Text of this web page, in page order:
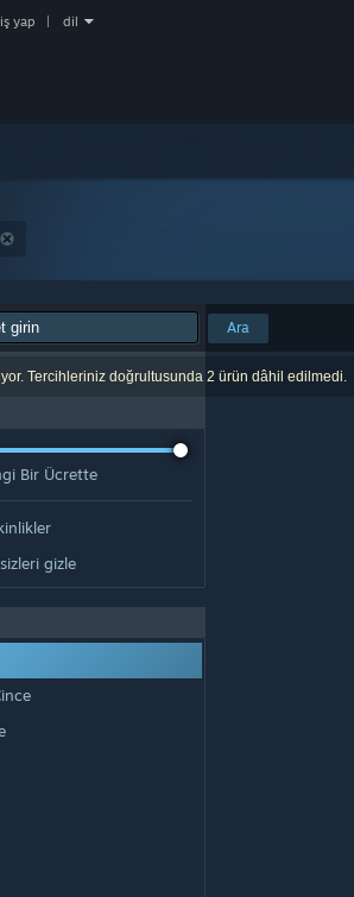
yap dil
Ara
Tercihleriniz doğrultusunda 2 ürün dâhil edilmedi.
Bir Ücrette
gizle